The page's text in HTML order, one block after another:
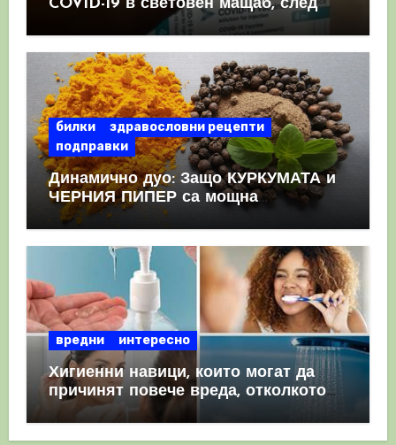
COVID-19 в световен мащаб, след
като призна, че те причиняват
КРЪВНИ съсиреци
билки
здравословни рецепти
подправки
Динамично дуо: Защо КУРКУМАТА и
ЧЕРНИЯ ПИПЕР са мощна
комбинация
вредни интересно
Хигиенни навици, които могат да
причинят повече вреда, отколкото
полза